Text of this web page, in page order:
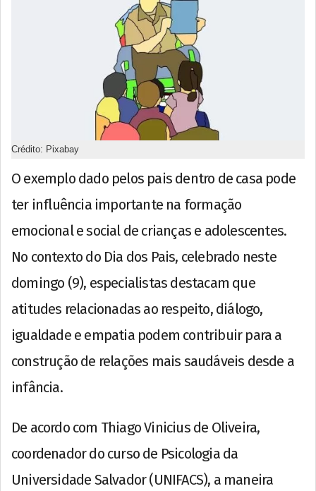
Crédito: Pixabay
O exemplo dado pelos pais dentro de casa pode
ter influência importante na formação
emocional e social de crianças e adolescentes.
No contexto do Dia dos Pais, celebrado neste
domingo (9), especialistas destacam que
atitudes relacionadas ao respeito, diálogo,
igualdade e empatia podem contribuir para a
construção de relações mais saudáveis desde a
infância.
De acordo com Thiago Vinicius de Oliveira,
coordenador do curso de Psicologia da
Universidade Salvador (UNIFACS), a maneira